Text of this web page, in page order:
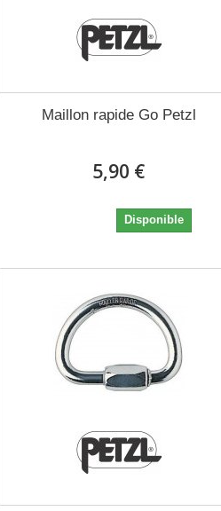
Maillon rapide Go Petzl
5,90 €
Disponible